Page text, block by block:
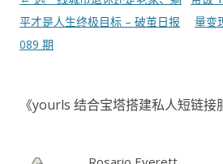
章
导
平才是人生终极目标 – 破茧日报
089 期
量变
《yourls 结合宝塔搭建私人短链接